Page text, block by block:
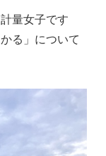
量女子です
る」について